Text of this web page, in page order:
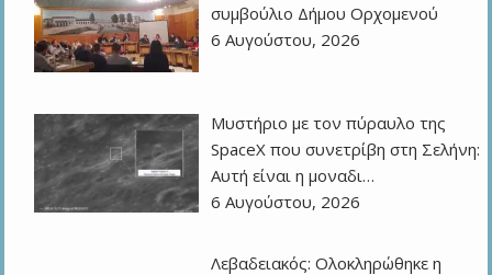
συμβούλιο Δήμου Ορχομενού
6 Αυγούστου, 2026
Μυστήριο με τον πύραυλο της
SpaceX που συνετρίβη στη Σελήνη:
Αυτή είναι η μοναδι…
6 Αυγούστου, 2026
Λεβαδειακός: Ολοκληρώθηκε η